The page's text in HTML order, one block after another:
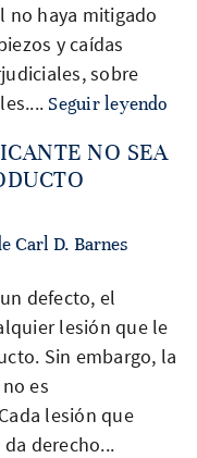
no haya mitigado
y caídas
sobre
Seguir leyendo
NO SEA
Carl D. Barnes
defecto, el
lesión que le
Sin embargo, la
es
lesión que
derecho...